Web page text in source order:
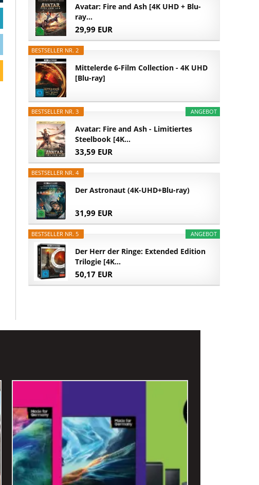
Avatar: Fire and Ash [4K UHD + Blu-
ray...
29,99 EUR
BESTSELLER NR. 2
Mittelerde 6-Film Collection - 4K UHD
[Blu-ray]
ANGEBOT
BESTSELLER NR. 3
Avatar: Fire and Ash - Limitiertes
Steelbook [4K...
33,59 EUR
BESTSELLER NR. 4
Der Astronaut (4K-UHD+Blu-ray)
31,99 EUR
ANGEBOT
BESTSELLER NR. 5
Der Herr der Ringe: Extended Edition
Trilogie [4K...
50,17 EUR